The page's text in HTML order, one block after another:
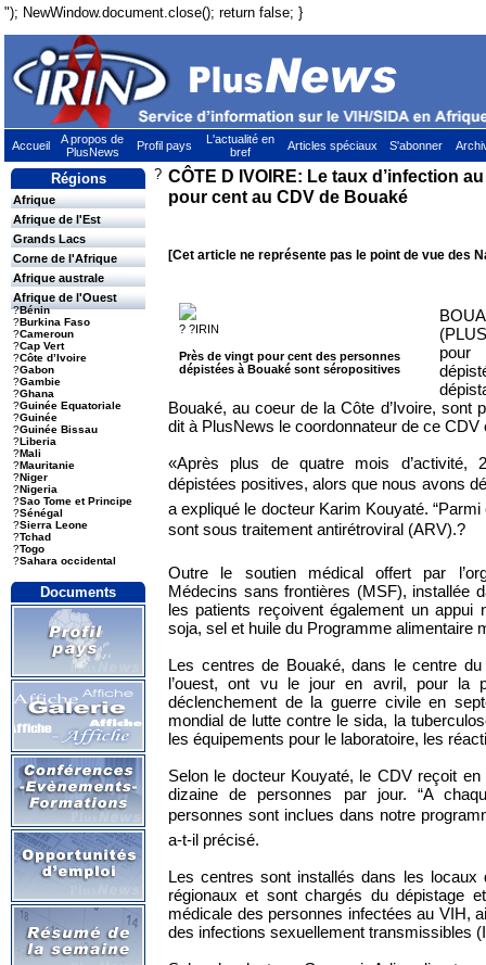
"); NewWindow.document.close(); return false; }
Accueil
A propos de
PlusNews
Profil pays
L'actualité en
bref
Articles spéciaux S'abonner
Régions
Afrique
Afrique de l'Est
Grands Lacs
Corne de l'Afrique
Afrique australe
Afrique de l'Ouest
?Bénin
?Burkina Faso
?Cameroun
?Cap Vert
?Côte d’Ivoire
?Gabon
?Gambie
?Ghana
?Guinée Equatoriale
?Guinée
?Guinée Bissau
?Liberia
?Mali
?Mauritanie
?Niger
?Nigeria
?Sao Tome et Principe
?Sénégal
?Sierra Leone
?Tchad
?Togo
?Sahara occidental
Documents
? CÔTE D IVOIRE: Le taux d’infection
pour cent au CDV de Bouaké
[Cet article ne représente pas le point de vue des
? ?IRIN
Près de vingt pour cent des personnes
dépistées à Bouaké sont séropositives
pour
Bouaké, au coeur de la Côte d’Ivoire, sont
dit à PlusNews le coordonnateur de ce CDV
«Après plus de quatre mois d’activité,
dépistées positives, alors que nous avons
a expliqué le docteur Karim Kouyaté.
sont sous traitement antirétroviral (ARV).?
Outre le soutien médical offert par
Médecins sans frontières (MSF), installée
les patients reçoivent également un appui
soja, sel et huile du Programme alimentaire
Les centres de Bouaké, dans le centre
l’ouest, ont vu le jour en avril, pour la
déclenchement de la guerre civile en
mondial de lutte contre le sida, la
les équipements pour le laboratoire, les
Selon le docteur Kouyaté, le CDV reçoit
dizaine de personnes par jour. “A
personnes sont inclues dans notre
a-t-il précisé.
Les centres sont installés dans les locaux
régionaux et sont chargés du dépistage
médicale des personnes infectées au VIH,
des infections sexuellement transmissibles